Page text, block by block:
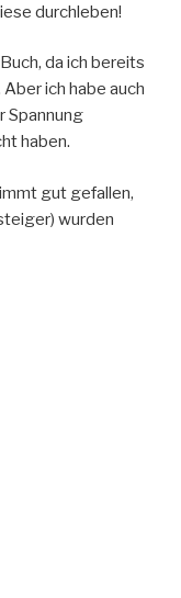
durchleben!
da ich bereits
ich habe auch
Spannung
haben.
gut gefallen,
wurden